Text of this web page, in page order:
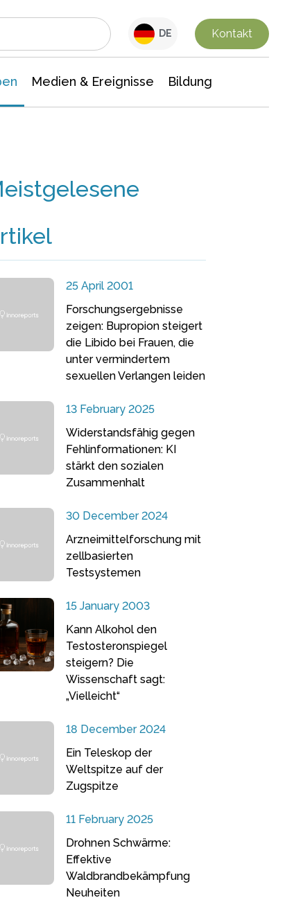
DE Kontakt
Medien & Ereignisse Bildung
25 April 2001
Forschungsergebnisse
zeigen: Bupropion steigert
die Libido bei Frauen, die
unter vermindertem
sexuellen Verlangen leiden
13 February 2025
Widerstandsfähig gegen
Fehlinformationen: KI
stärkt den sozialen
Zusammenhalt
30 December 2024
Arzneimittelforschung mit
zellbasierten
Testsystemen
15 January 2003
Kann Alkohol den
Testosteronspiegel
steigern? Die
Wissenschaft sagt:
„Vielleicht“
18 December 2024
Ein Teleskop der
Weltspitze auf der
Zugspitze
11 February 2025
Drohnen Schwärme:
Effektive
Waldbrandbekämpfung
Neuheiten